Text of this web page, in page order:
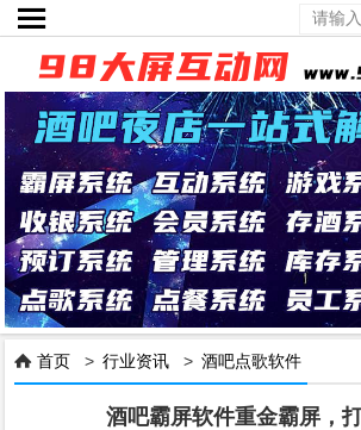

 首页 >行业资讯 >酒吧点歌软件
酒吧霸屏软件重金霸屏，